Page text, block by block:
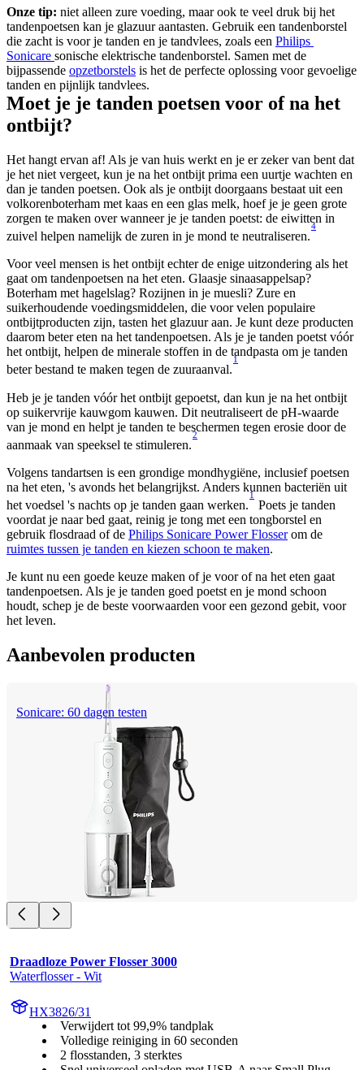
Onze tip: niet alleen zure voeding, maar ook te veel druk bij het
tandenpoetsen kan je glazuur aantasten. Gebruik een tandenborstel
die zacht is voor je tanden en je tandvlees, zoals een Philips
Sonicare sonische elektrische tandenborstel. Samen met de
bijpassende opzetborstels is het de perfecte oplossing voor gevoelige
tanden en pijnlijk tandvlees.
Moet je je tanden poetsen voor of na het
ontbijt?
Het hangt ervan af! Als je van huis werkt en je er zeker van bent dat
je het niet vergeet, kun je na het ontbijt prima een uurtje wachten en
dan je tanden poetsen. Ook als je ontbijt doorgaans bestaat uit een
volkorenboterham met kaas en een glas melk, hoef je je geen grote
zorgen te maken over wanneer je je tanden poetst: de eiwitten in
zuivel helpen namelijk de zuren in je mond te neutraliseren.
4
Voor veel mensen is het ontbijt echter de enige uitzondering als het
gaat om tandenpoetsen na het eten. Glaasje sinaasappelsap?
Boterham met hagelslag? Rozijnen in je muesli? Zure en
suikerhoudende voedingsmiddelen, die voor velen populaire
ontbijtproducten zijn, tasten het glazuur aan. Je kunt deze producten
daarom beter eten na het tandenpoetsen. Als je je tanden poetst vóór
het ontbijt, helpen de minerale stoffen in de tandpasta om je tanden
beter bestand te maken tegen de zuuraanval.
1
Heb je je tanden vóór het ontbijt gepoetst, dan kun je na het ontbijt
op suikervrije kauwgom kauwen. Dit neutraliseert de pH-waarde
van je mond en helpt je tanden te beschermen tegen erosie door de
aanmaak van speeksel te stimuleren.
2
Volgens tandartsen is een grondige mondhygiëne, inclusief poetsen
na het eten, 's avonds het belangrijkst. Anders kunnen bacteriën uit
het voedsel 's nachts op je tanden gaan werken.
1
Poets je tanden
voordat je naar bed gaat, reinig je tong met een tongborstel en
gebruik flosdraad of de Philips Sonicare Power Flosser
ruimtes tussen je tanden en kiezen schoon te maken.
Je kunt nu een goede keuze maken of je voor of na het eten gaat
tandenpoetsen. Als je je tanden goed poetst en je mond schoon
houdt, schep je de beste voorwaarden voor een gezond gebit, voor
het leven.
Aanbevolen producten
Sonicare: 60 dagen testen
Draadloze Power Flosser 3000
Waterflosser - Wit
HX3826/31
Verwijdert tot 99,9% tandplak
Volledige reiniging in 60 seconden
2 flosstanden, 3 sterktes